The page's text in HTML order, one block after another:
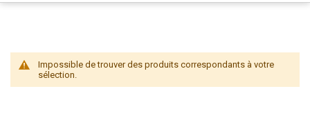
Impossible de trouver des produits correspondants à votre
sélection.